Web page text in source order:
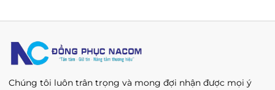
Chúng tôi luôn trân trọng và mong đợi nhận được mọi ý